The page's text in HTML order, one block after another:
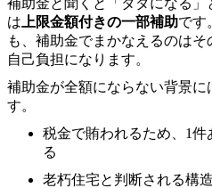
は 上限金額付きの一部補助です
も、補助金でまかなえるのは
自己負担になります。
補助金が全額にならない背景に
す。
税金で賄われるため、1
る
老朽住宅と判断される構